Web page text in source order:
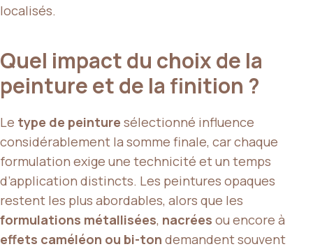
localisés.
Quel impact du choix de la
peinture et de la finition ?
Le type de peinture sélectionné influence
considérablement la somme finale, car chaque
formulation exige une technicité et un temps
d’application distincts. Les peintures opaques
restent les plus abordables, alors que les
formulations métallisées, nacrées ou encore à
effets caméléon ou bi-ton demandent souvent